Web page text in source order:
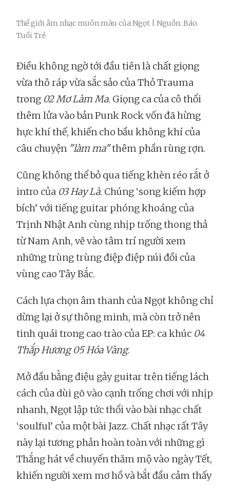
Thế giới âm nhạc muôn màu của Ngọt | Nguồn: Báo
Tuổi Trẻ
Điều không ngờ tới đầu tiên là chất giọng
vừa thô ráp vừa sắc sảo của Thỏ Trauma
trong 02 Mơ Làm Ma. Giọng ca của cô thổi
thêm lửa vào bản Punk Rock vốn đã hừng
hực khí thế, khiến cho bầu không khí của
câu chuyện "làm ma"thêm phần rùng rợn.
Cũng không thể bỏ qua tiếng khèn réo rắt ở
intro của 03 Hay Là. Chúng ‘song kiếm hợp
bích’ với tiếng guitar phóng khoáng của
Trịnh Nhật Anh cùng nhịp trống thong thả
từ Nam Anh, vẽ vào tâm trí người xem
những trùng trùng điệp điệp núi đồi của
vùng cao Tây Bắc.
Cách lựa chọn âm thanh của Ngọt không chỉ
dừng lại ở sự thông minh, mà còn trở nên
tinh quái trong cao trào của EP: ca khúc 04
Thắp Hương 05 Hóa Vàng.
Mở đầu bằng điệu gảy guitar trên tiếng lách
cách của dùi gõ vào cạnh trống chơi với nhịp
nhanh, Ngọt lập tức thổi vào bài nhạc chất
‘soulful’ của một bài Jazz. Chất nhạc rất Tây
này lại tương phản hoàn toàn với những gì
Thắng hát về chuyến thăm mộ vào ngày Tết,
khiến người xem mơ hồ và bắt đầu cảm thấy